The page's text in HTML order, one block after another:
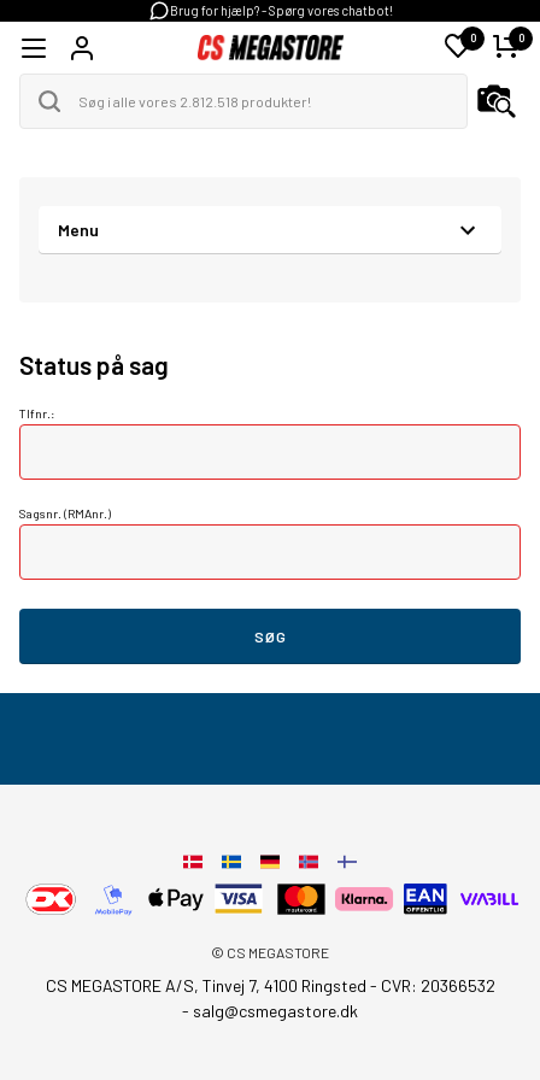
Brug for hjælp? - Spørg vores chatbot!
0 0
Menu
Status på sag
Tlfnr.:
Sagsnr. (RMAnr.)
SØG
© CS MEGASTORE
CS MEGASTORE A/S, Tinvej 7, 4100 Ringsted - CVR: 20366532
- salg@csmegastore.dk